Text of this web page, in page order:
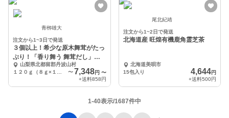
青栁雄大
注文から1~3日で発送
３個以上！希少な原木舞茸がたっ
ぷり！「香り舞う 舞茸だし」
【15パック】
山梨県北都留郡丹波山村
〜 7,348円 〜
+送料858円
尾北紀靖
注文から1~2日で発送
北海道産 旺煌有機鹿角霊芝茶
北海道美唄市
15包入り
4,644円
+送料500円
1-40表示/1687件中